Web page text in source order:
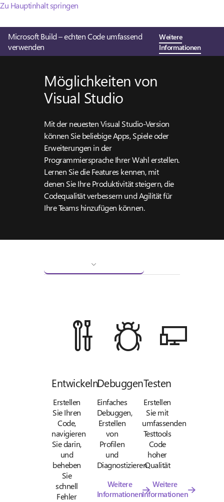
Zu Hauptinhalt springen
Microsoft Build – echten Code umfassend
verwenden
Weitere
Informationen
Möglichkeiten von
Visual Studio
Mit der neuesten Visual Studio-Version
können Sie beliebige Apps, Spiele oder
Erweiterungen in der
Programmiersprache Ihrer Wahl erstellen.
Lernen Sie die Features kennen, mit
denen Sie Ihre Produktivität steigern, die
Codequalität verbessern und Agilität für
Ihre Teams hinzufügen können.
Entwickeln
Erstellen
Sie Ihren
Code,
navigieren
Sie darin,
und
beheben
Sie
schnell
Fehler
Debuggen
Einfaches
Debuggen,
Erstellen
von
Profilen
und
Diagnostizieren
Weitere
Informationen
Testen
Erstellen
Sie mit
umfassenden
Testtools
Code
hoher
Qualität
Weitere
Informationen